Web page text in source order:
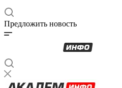
Предложить новость